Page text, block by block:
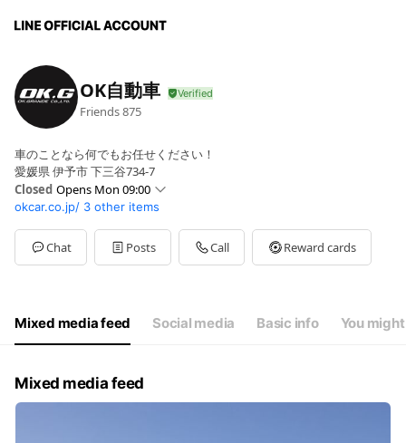
OK自動車
Friends875
車のことなら何でもお任せください！
愛媛県 伊予市 下三谷734-7
Closed Opens Mon 09:00
Mon09:00 - 18:30
9:00〜18:30
okcar.co.jp/ 3 other items
Chat Posts Call Reward cards
Mixed media feed Social media Basic info You
Mixed media feed